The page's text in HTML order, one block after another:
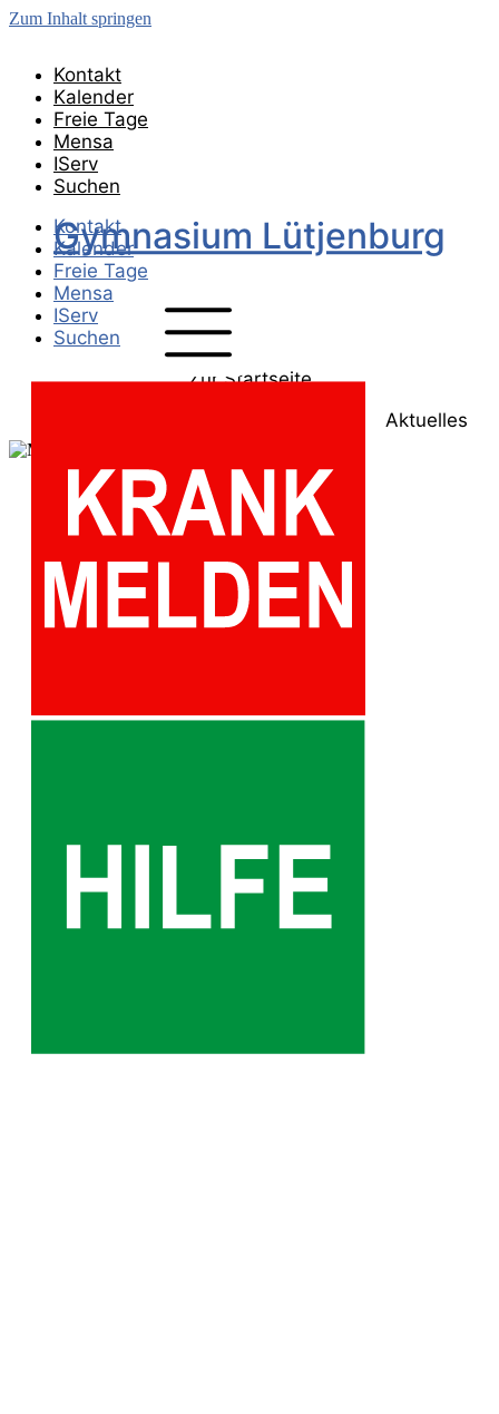
Zum Inhalt springen
Kontakt
Kalender
Freie Tage
Mensa
IServ
Suchen
Kontakt
Kalender
Freie Tage
Mensa
IServ
Suchen
Zur Startseite
Aktuelles
Gymnasium Lütjenburg